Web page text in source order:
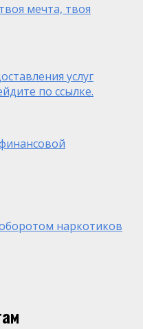
мечта, твоя
услуг
по ссылке.
наркотиков